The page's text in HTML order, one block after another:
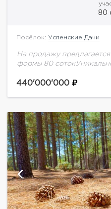
80
Посёлок: Успенские Дачи
На продажу
формы 80
оборудованной лодочной
440'000'000